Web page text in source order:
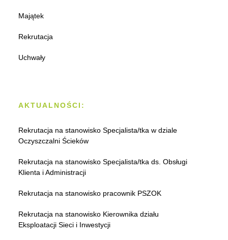
Majątek
Rekrutacja
Uchwały
AKTUALNOŚCI:
Rekrutacja na stanowisko Specjalista/tka w dziale
Oczyszczalni Ścieków
Rekrutacja na stanowisko Specjalista/tka ds. Obsługi
Klienta i Administracji
Rekrutacja na stanowisko pracownik PSZOK
Rekrutacja na stanowisko Kierownika działu
Eksploatacji Sieci i Inwestycji